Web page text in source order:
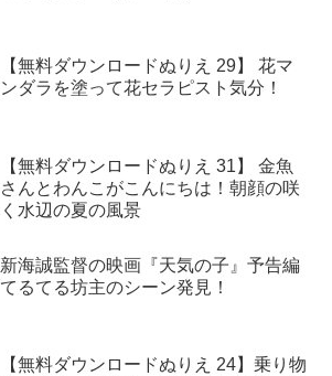
【無料ダウンロードぬりえ 29】 花マ
ンダラを塗って花セラピスト気分！
【無料ダウンロードぬりえ 31】 金魚
さんとわんこがこんにちは！朝顔の咲
く水辺の夏の風景
新海誠監督の映画『天気の子』予告編
てるてる坊主のシーン発見！
【無料ダウンロードぬりえ 24】乗り物